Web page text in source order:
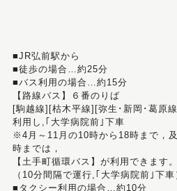
■JR弘前駅から
■徒歩の場合…約25分
■バス利用の場合…約15分
【路線バス】６番のりば
[駒越線][枯木平線][弥生･新岡･葛原
利用し,｢大学病院前｣下車
※4月～11月の10時から18時まで，
時までは，
【土手町循環バス】が利用できます。
（10分間隔で運行,｢大学病院前｣下車
■タクシー利用の場合…約10分